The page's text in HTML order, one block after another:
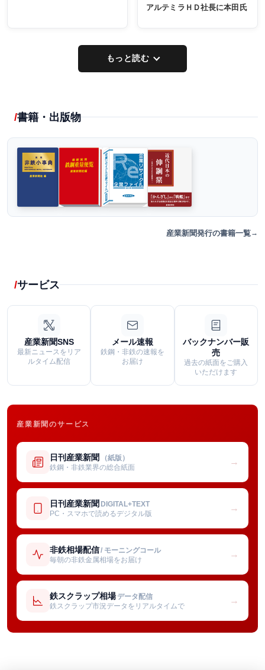
アルテミラＨＤ社長に本田氏
もっと読む
書籍・出版物
産業新聞発行の書籍一覧
サービス
産業新聞SNS
最新ニュースをリア
ルタイム配信
メール速報
鉄鋼・非鉄の速報を
お届け
バックナンバー販
売
過去の紙面をご購入
いただけます
産業新聞のサービス
日刊産業新聞 （紙版）
鉄鋼・非鉄業界の総合紙面
→
日刊産業新聞 DIGITAL+TEXT
PC・スマホで読めるデジタル版
→
非鉄相場配信/ モーニングコール
毎朝の非鉄金属相場をお届け
→
鉄スクラップ相場 データ配信
鉄スクラップ市況データをリアルタイムで
→